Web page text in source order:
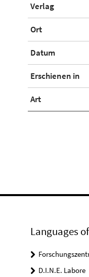
Verlag
Ort
Datum
Erschienen in
Art
Languages
D.I.N.E. Labore